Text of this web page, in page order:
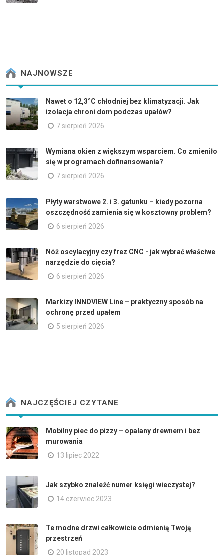
NAJNOWSZE
Nawet o 12,3°C chłodniej bez klimatyzacji. Jak
izolacja chroni dom podczas upałów?
7 sierpień 2026
Wymiana okien z większym wsparciem. Co zmieniło
się w programach dofinansowania?
7 sierpień 2026
Płyty warstwowe 2. i 3. gatunku – kiedy pozorna
oszczędność zamienia się w kosztowny problem?
6 sierpień 2026
Nóż oscylacyjny czy frez CNC - jak wybrać właściwe
narzędzie do cięcia?
6 sierpień 2026
Markizy INNOVIEW Line – praktyczny sposób na
ochronę przed upałem
5 sierpień 2026
NAJCZĘŚCIEJ CZYTANE
Mobilny piec do pizzy – opalany drewnem i bez
murowania
13 lipiec 2022
Jak szybko znaleźć numer księgi wieczystej?
14 czerwiec 2023
Te modne drzwi całkowicie odmienią Twoją
przestrzeń
20 listopad 2023